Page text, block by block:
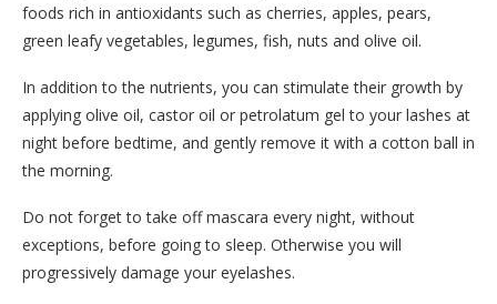
foods rich in antioxidants such as cherries, apples, pears,
green leafy vegetables, legumes, fish, nuts and olive oil.
In addition to the nutrients, you can stimulate their growth by
applying olive oil, castor oil or petrolatum gel to your lashes at
night before bedtime, and gently remove it with a cotton ball in
the morning.
Do not forget to take off mascara every night, without
exceptions, before going to sleep. Otherwise you will
progressively damage your eyelashes.